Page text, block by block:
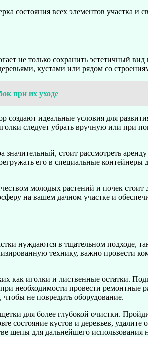
состояния всех элементов участка и
не только сохранить эстетичный
кустами или рядом со
при их уходе
идеальные условия для
следует убрать вручную или при
стоит рассмотреть аренду
его в специальные контейнеры
молодых растений и почек стоит
на вашем дачном участке и
нуждаются в тщательном подходе,
технику, важно провести
как иголки и лиственные остатки.
необходимости провести ремонтные
не повредить оборудование.
для более глубокой очистки.
состояние кустов и деревьев, удалите
щепы для дальнейшего использования